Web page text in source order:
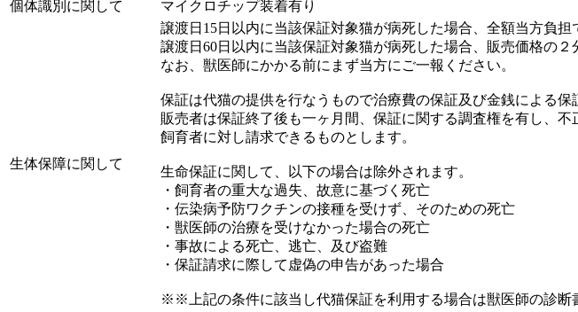
個体識別に関して
マイクロチップ装着有り
生体保障に関して
譲渡日15日以内に当該保証対象猫が病死した場合、全額当方負担
譲渡日60日以内に当該保証対象猫が病死した場合、販売価格の
なお、獣医師にかかる前にまず当方にご一報ください。
保証は代猫の提供を行なうもので治療費の保証及び金銭による保
販売者は保証終了後も一ヶ月間、保証に関する調査権を有し、
飼育者に対し請求できるものとします。
生命保証に関して、以下の場合は除外されます。
・飼育者の重大な過失、故意に基づく死亡
・伝染病予防ワクチンの接種を受けず、そのための死亡
・獣医師の治療を受けなかった場合の死亡
・事故による死亡、逃亡、及び盗難
・保証請求に際して虚偽の申告があった場合
※※上記の条件に該当し代猫保証を利用する場合は獣医師の診